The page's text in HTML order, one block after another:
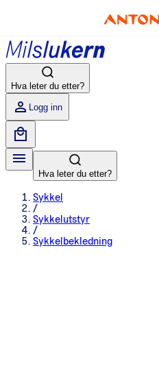
Hva leter du etter?
Logg inn
Hva leter du etter?
Sykkel
/
Sykkelutstyr
/
Sykkelbekledning